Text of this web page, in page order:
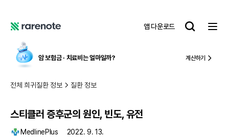
노
앱 다운로드
레
트
암 보험금 ∙ 치료비 는 얼마일까? 계산하기
전체 희귀질환 정보 질환 정보
스티클러 증후군의 원인, 빈도, 유전
MedlinePlus
2022. 9. 13.